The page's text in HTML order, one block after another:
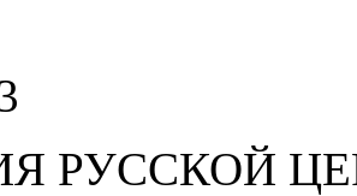
РУССКОЙ